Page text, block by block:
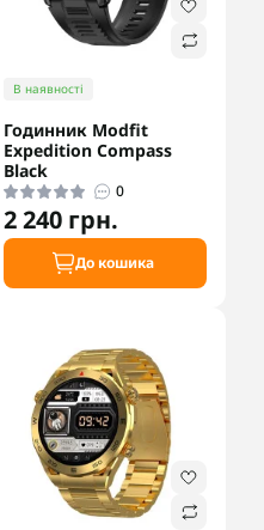
В наявності
Годинник Modfit
Expedition Compass
Black
0
2 240 грн.
До кошика